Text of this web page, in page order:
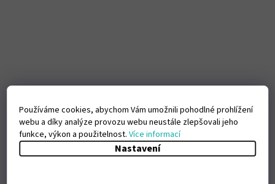
Používáme cookies, abychom Vám umožnili pohodlné prohlížení
webu a díky analýze provozu webu neustále zlepšovali jeho
funkce, výkon a použitelnost.Více informací
Nastavení